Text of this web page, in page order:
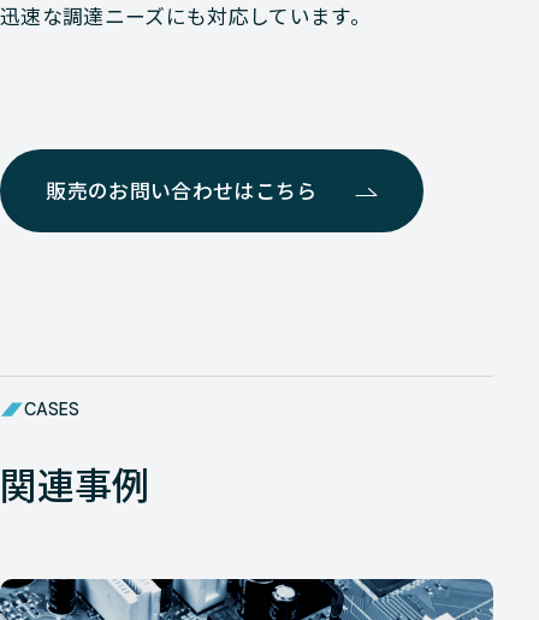
迅速な調達ニーズにも対応しています。
販売のお問い合わせはこちら
CASES
関連事例